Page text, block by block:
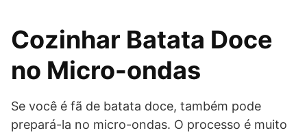
Cozinhar Batata Doce
no Micro-ondas
Se você é fã de batata doce, também pode
prepará-la no micro-ondas. O processo é muito